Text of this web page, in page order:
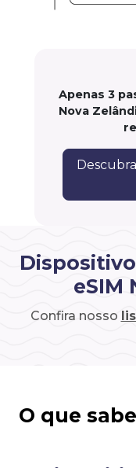
Apenas 3
Nova
eSIM
Confira nosso
O que